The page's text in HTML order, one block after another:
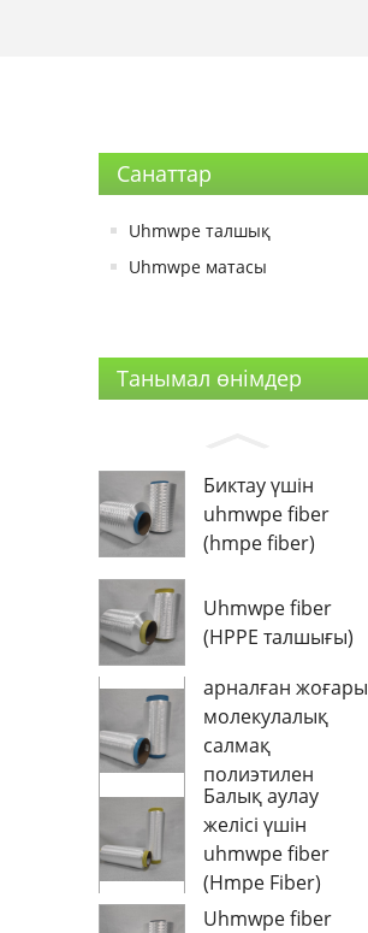
Санаттар
Uhmwpe талшық
Uhmwpe матасы
Танымал өнімдер
Биктау үшін
uhmwpe fiber
(hmpe fiber)
Uhmwpe fiber
(HPPE талшығы)
арналған жоғары
молекулалық
салмақ
полиэтилен
талшықтары
Балық аулау
желісі үшін
uhmwpe fiber
(Hmpe Fiber)
Uhmwpe fiber